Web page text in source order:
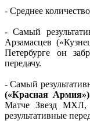
- Среднее
- Самый
Арзамасцев
Петербурге он
передачу.
- Самый
(«Красная
Матче Звезд МХЛ,
результативные